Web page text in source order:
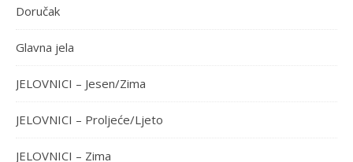
Doručak
Glavna jela
JELOVNICI – Jesen/Zima
JELOVNICI – Proljeće/Ljeto
JELOVNICI – Zima